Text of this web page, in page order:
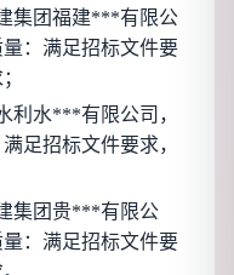
集团福建***有限公
量：满足招标文件要
利水***有限公司 ，
足招标文件要求，
集团贵***有限公
量：满足招标文件要